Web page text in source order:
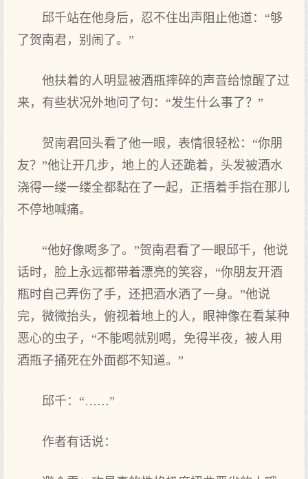
邱千站在他身后，忍不住出声阻止他道：“够
了贺南君，别闹了。”
他扶着的人明显被酒瓶摔碎的声音给惊醒了过
来，有些状况外地问了句：“发生什么事了？”
贺南君回头看了他一眼，表情很轻松：“你朋
友？”他让开几步，地上的人还跪着，头发被酒水
浇得一缕一缕全都黏在了一起，正捂着手指在那儿
不停地喊痛。
“他好像喝多了。”贺南君看了一眼邱千，他说
话时，脸上永远都带着漂亮的笑容，“你朋友开酒
瓶时自己弄伤了手，还把酒水洒了一身。”他说
完，微微抬头，俯视着地上的人，眼神像在看某种
恶心的虫子，“不能喝就别喝，免得半夜，被人用
酒瓶子捅死在外面都不知道。”
邱千：“……”
作者有话说：